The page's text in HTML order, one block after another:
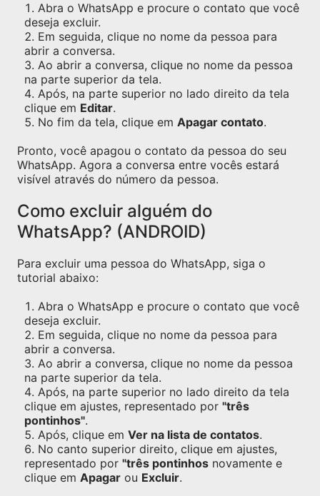
Abra o WhatsApp e procure o contato que você
deseja excluir.
Em seguida, clique no nome da pessoa para
abrir a conversa.
Ao abrir a conversa, clique no nome da pessoa
na parte superior da tela.
Após, na parte superior no lado direito da tela
clique em Editar.
No fim da tela, clique em Apagar contato.
Pronto, você apagou o contato da pessoa do seu
WhatsApp. Agora a conversa entre vocês estará
visível através do número da pessoa.
Como excluir alguém do
WhatsApp? (ANDROID)
Para excluir uma pessoa do WhatsApp, siga o
tutorial abaixo:
Abra o WhatsApp e procure o contato que você
deseja excluir.
Em seguida, clique no nome da pessoa para
abrir a conversa.
Ao abrir a conversa, clique no nome da pessoa
na parte superior da tela.
Após, na parte superior no lado direito da tela
clique em ajustes, representado por "três
pontinhos".
Após, clique em Ver na lista de contatos.
No canto superior direito, clique em ajustes,
representado por "três pontinhos novamente e
clique em Apagar ou Excluir.